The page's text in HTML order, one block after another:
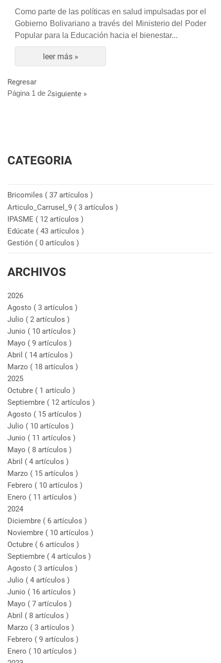
Como parte de las políticas en salud impulsadas por el
Gobierno Bolivariano a través del Ministerio del Poder
Popular para la Educación hacia el bienestar...
leer más »
Regresar
Página 1 de 2siguiente »
CATEGORIA
Bricomiles ( 37 artículos )
Articulo_Carrusel_9 ( 3 artículos )
IPASME ( 12 artículos )
Edúcate ( 43 artículos )
Gestión ( 0 artículos )
ARCHIVOS
2026
Agosto ( 3 artículos )
Julio ( 2 artículos )
Junio ( 10 artículos )
Mayo ( 9 artículos )
Abril ( 14 artículos )
Marzo ( 18 artículos )
2025
Octubre ( 1 artículo )
Septiembre ( 12 artículos )
Agosto ( 15 artículos )
Julio ( 10 artículos )
Junio ( 11 artículos )
Mayo ( 8 artículos )
Abril ( 4 artículos )
Marzo ( 15 artículos )
Febrero ( 10 artículos )
Enero ( 11 artículos )
2024
Diciembre ( 6 artículos )
Noviembre ( 10 artículos )
Octubre ( 6 artículos )
Septiembre ( 4 artículos )
Agosto ( 3 artículos )
Julio ( 4 artículos )
Junio ( 16 artículos )
Mayo ( 7 artículos )
Abril ( 8 artículos )
Marzo ( 3 artículos )
Febrero ( 9 artículos )
Enero ( 10 artículos )